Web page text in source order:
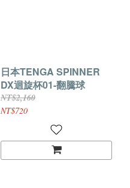
日本TENGA SPINNER
DX迴旋杯01-翻騰球
NT$2,160
NT$720